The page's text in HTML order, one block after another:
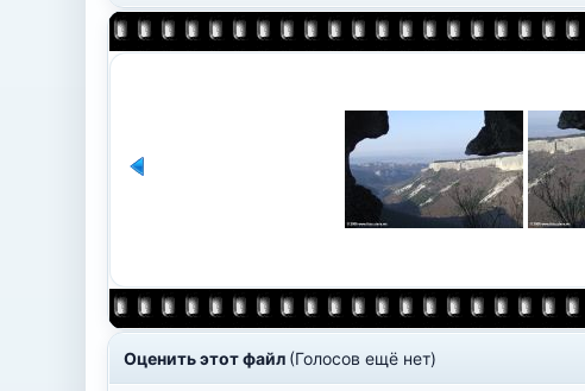
Оценить этот файл (Голосов ещё нет)